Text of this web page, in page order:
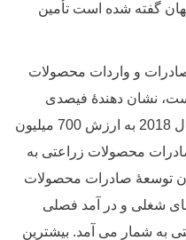
گفته شده است تأمین
و واردات محصولات
نشان دهندۀ فیصدی
افزایش رشد سالانه صادرات در سال 2018 به ارزش 700 میلیون
محصولات زراعتی به
توسعۀ صادرات محصولات
شغلی و در آمد فصلی
به شمار می آمد. بیشتر ین